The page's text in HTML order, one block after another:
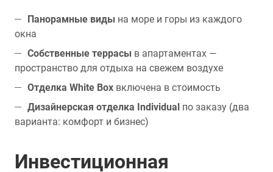
Панорамные виды на море и горы из каждого
окна
Собственные террасы в апартаментах —
пространство для отдыха на свежем воздухе
Отделка White Box включена в стоимость
Дизайнерская отделка Individual по заказу (два
варианта: комфорт и бизнес)
Инвестиционная